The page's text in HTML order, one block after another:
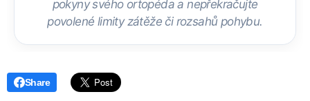
pokyny svého ortopéda a nepřekračujte
povolené limity zátěže či rozsahů pohybu.
Share